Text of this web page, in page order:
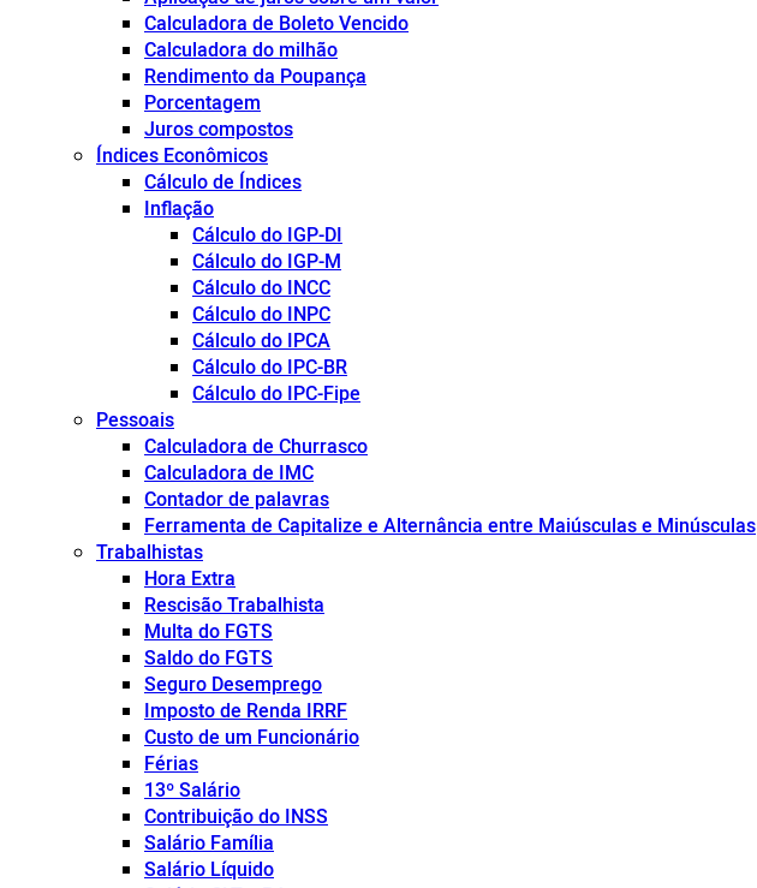
Calculadora de Boleto Vencido
Calculadora do milhão
Rendimento da Poupança
Porcentagem
Juros compostos
Índices Econômicos
Cálculo de Índices
Inflação
Cálculo do IGP-DI
Cálculo do IGP-M
Cálculo do INCC
Cálculo do INPC
Cálculo do IPCA
Cálculo do IPC-BR
Cálculo do IPC-Fipe
Pessoais
Calculadora de Churrasco
Calculadora de IMC
Contador de palavras
Ferramenta de Capitalize e Alternância entre Maiúsculas e Minúsculas
Trabalhistas
Hora Extra
Rescisão Trabalhista
Multa do FGTS
Saldo do FGTS
Seguro Desemprego
Imposto de Renda IRRF
Custo de um Funcionário
Férias
13º Salário
Contribuição do INSS
Salário Família
Salário Líquido